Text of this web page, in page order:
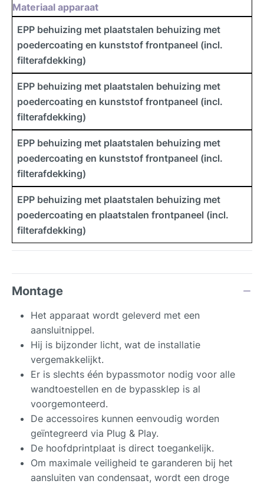
Materiaal apparaat
EPP behuizing met plaatstalen behuizing met
poedercoating en kunststof frontpaneel (incl.
filterafdekking)
EPP behuizing met plaatstalen behuizing met
poedercoating en kunststof frontpaneel (incl.
filterafdekking)
EPP behuizing met plaatstalen behuizing met
poedercoating en kunststof frontpaneel (incl.
filterafdekking)
EPP behuizing met plaatstalen behuizing met
poedercoating en plaatstalen frontpaneel (incl.
filterafdekking)
Montage
Het apparaat wordt geleverd met een
aansluitnippel.
Hij is bijzonder licht, wat de installatie
vergemakkelijkt.
Er is slechts één bypassmotor nodig voor alle
wandtoestellen en de bypassklep is al
voorgemonteerd.
De accessoires kunnen eenvoudig worden
geïntegreerd via Plug & Play.
De hoofdprintplaat is direct toegankelijk.
Om maximale veiligheid te garanderen bij het
aansluiten van condensaat, wordt een droge